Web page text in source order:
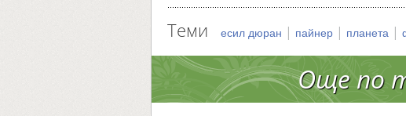
Теми есил дюран | пайнер | планета |
Още по